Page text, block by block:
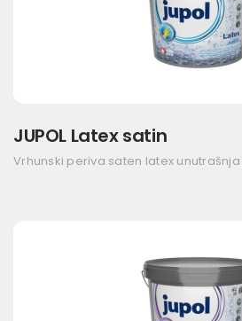
JUPOL Latex satin
Vrhunski periva saten latex